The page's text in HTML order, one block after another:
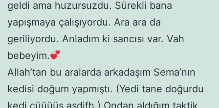
geldi ama huzursuzdu. Sürekli bana
yapışmaya çalışıyordu. Ara ara da
geriliyordu. Anladım ki sancısı var. Vah
bebeyim.
Allah’tan bu aralarda arkadaşım Sema’nın
kedisi doğum yapmıştı. (Yedi tane doğurdu
kedi çüüüüş asdjfh.) Ondan aldığım taktik